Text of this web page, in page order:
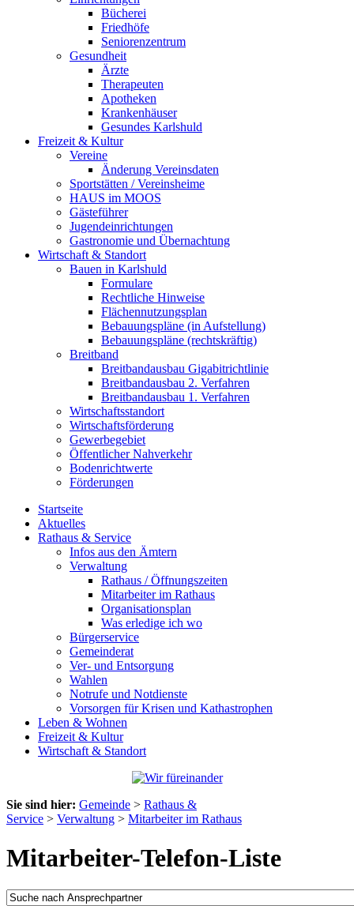
Bücherei
Friedhöfe
Seniorenzentrum
Gesundheit
Ärzte
Therapeuten
Apotheken
Krankenhäuser
Gesundes Karlshuld
Freizeit & Kultur
Vereine
Änderung Vereinsdaten
Sportstätten / Vereinsheime
HAUS im MOOS
Gästeführer
Jugendeinrichtungen
Gastronomie und Übernachtung
Wirtschaft & Standort
Bauen in Karlshuld
Formulare
Rechtliche Hinweise
Flächennutzungsplan
Bebauungspläne (in Aufstellung)
Bebauungspläne (rechtskräftig)
Breitband
Breitbandausbau Gigabitrichtlinie
Breitbandausbau 2. Verfahren
Breitbandausbau 1. Verfahren
Wirtschaftsstandort
Wirtschaftsförderung
Gewerbegebiet
Öffentlicher Nahverkehr
Bodenrichtwerte
Förderungen
Startseite
Aktuelles
Rathaus & Service
Infos aus den Ämtern
Verwaltung
Rathaus / Öffnungszeiten
Mitarbeiter im Rathaus
Organisationsplan
Was erledige ich wo
Bürgerservice
Gemeinderat
Ver- und Entsorgung
Wahlen
Notrufe und Notdienste
Vorsorgen für Krisen und Kathastrophen
Leben & Wohnen
Freizeit & Kultur
Wirtschaft & Standort
Sie sind hier: Gemeinde > Rathaus &
Service > Verwaltung > Mitarbeiter im Rathaus
Mitarbeiter-Telefon-Liste